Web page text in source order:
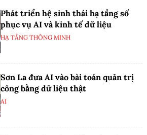
Phát triển hệ sinh thái hạ tầng số
phục vụ AI và kinh tế dữ liệu
HẠ TẦNG THÔNG MINH
Sơn La đưa AI vào bài toán quản trị
công bằng dữ liệu thật
AI